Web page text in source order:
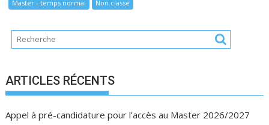
Master - temps normal
Non classé
ARTICLES RÉCENTS
Appel à pré-candidature pour l’accès au Master 2026/2027